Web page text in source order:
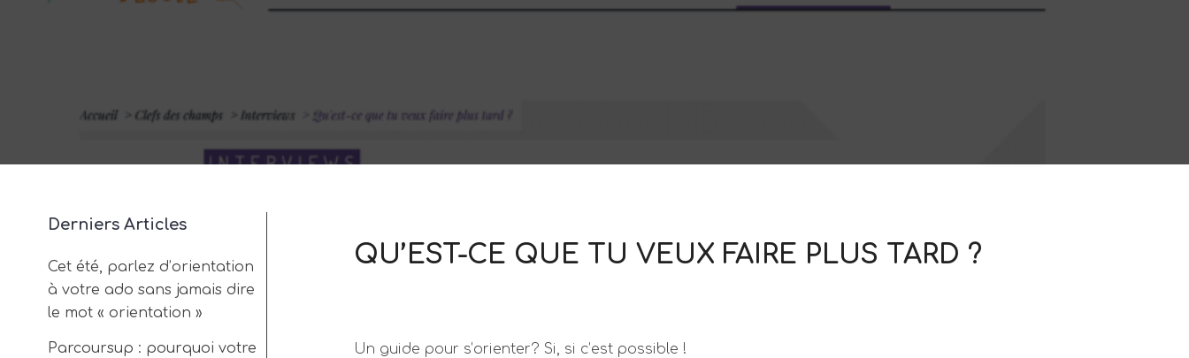
Derniers Articles
Cet été, parlez d’orientation
à votre ado sans jamais dire
le mot « orientation »
Parcoursup : pourquoi votre
QU’EST-CE QUE TU VEUX FAIRE PLUS TARD ?
Un guide pour s’orienter? Si, si c’est possible !